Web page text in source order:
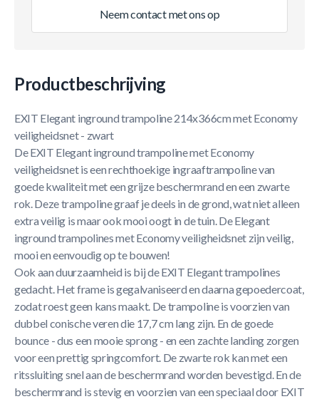
Neem contact met ons op
Productbeschrijving
EXIT Elegant inground trampoline 214x366cm met Economy
veiligheidsnet - zwart
De EXIT Elegant inground trampoline met Economy
veiligheidsnet is een rechthoekige ingraaftrampoline van
goede kwaliteit met een grijze beschermrand en een zwarte
rok. Deze trampoline graaf je deels in de grond, wat niet alleen
extra veilig is maar ook mooi oogt in de tuin. De Elegant
inground trampolines met Economy veiligheidsnet zijn veilig,
mooi en eenvoudig op te bouwen!
Ook aan duurzaamheid is bij de EXIT Elegant trampolines
gedacht. Het frame is gegalvaniseerd en daarna gepoedercoat,
zodat roest geen kans maakt. De trampoline is voorzien van
dubbel conische veren die 17,7 cm lang zijn. En de goede
bounce - dus een mooie sprong - en een zachte landing zorgen
voor een prettig springcomfort. De zwarte rok kan met een
ritssluiting snel aan de beschermrand worden bevestigd. En de
beschermrand is stevig en voorzien van een speciaal door EXIT